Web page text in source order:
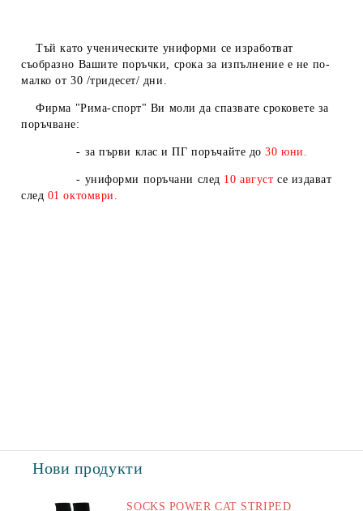
Тъй като ученическите униформи се изработват
съобразно Вашите поръчки, срока за изпълнение е не по-
малко от 30 /тридесет/ дни.
Фирма "Рима-спорт" Ви моли да спазвате сроковете за
поръчване:
- за първи клас и ПГ поръчайте до30 юни.
- униформи поръчани след 10 август се издават
след 01 октомври.
Нови продукти
SOCKS POWER CAT STRIPED